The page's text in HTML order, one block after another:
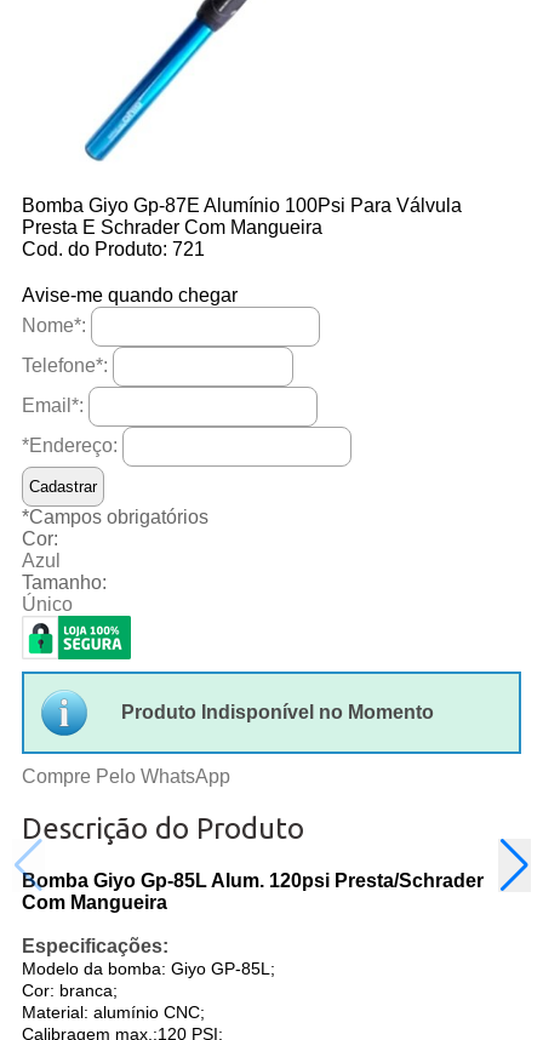
Bomba Giyo Gp-87E Alumínio 100Psi Para Válvula
Presta E Schrader Com Mangueira
Cod. do Produto: 721
Avise-me quando chegar
Nome*:
Telefone*:
Email *:
*Endereço:
*Campos obrigatórios
Cor:
Azul
Tamanho:
Único
Produto Indisponível no Momento
Compre Pelo WhatsApp
Descrição do Produto
Bomba Giyo Gp-85L Alum. 120psi Presta/Schrader
Com Mangueira
Especificações:
Modelo da bomba: Giyo GP-85L;
Cor: branca;
Material: alumínio CNC;
Calibragem max.:120 PSI;